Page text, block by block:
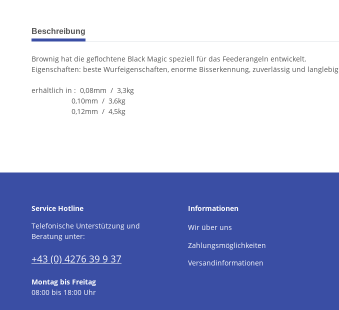
weitere Registerkarten anzeigen
Beschreibung
Brownig hat die geflochtene Black Magic speziell für das Feederangeln entwickelt.
Eigenschaften: beste Wurfeigenschaften, enorme Bisserkennung, zuverlässig und langlebig
erhältlich in : 0,08mm / 3,3kg
0,10mm / 3,6kg
0,12mm / 4,5kg
Service Hotline
Telefonische Unterstützung und
Beratung unter:
+43 (0) 4276 39 9 37
Montag bis Freitag
08:00 bis 18:00 Uhr
Informationen
Wir über uns
Zahlungsmöglichkeiten
Versandinformationen